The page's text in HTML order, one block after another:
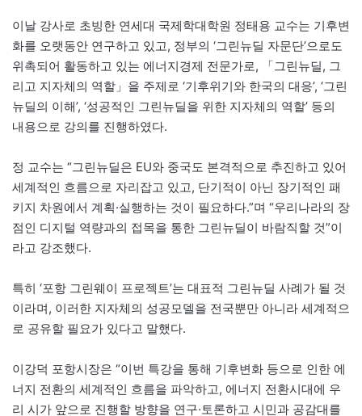
이날 강사로 초빙한 연세대 국제학대학원 정태용 교수는 기후변
화를 오랫동안 연구하고 있고, 정부의 ‘그린뉴딜 자문단’으로도
위촉되어 활동하고 있는 에너지경제 전문가로, 「그린뉴딜, 그
리고 지자체의 역할」을 주제로 ‘기후위기와 한국의 대응’, ‘그린
뉴딜의 이해’, ‘성공적인 그린뉴딜을 위한 지자체의 역할’ 등의
내용으로 강의를 진행하였다.
정 교수는 “그린뉴딜은 EU와 중국도 본격적으로 추진하고 있어
세계적인 흐름으로 자리잡고 있고, 단기적이 아닌 장기적인 패
키지 차원에서 계획·실행하는 것이 필요하다.”며 “우리나라의 장
점인 디지털 역량과의 접목을 통한 그린뉴딜이 바람직할 것”이
라고 강조했다.
특히 ‘포항 그린웨이 프로젝트’는 대표적 그린뉴딜 사례가 될 것
이라며, 이러한 지자체의 성공모델을 전국뿐만 아니라 세계적으
로 공유할 필요가 있다고 말했다.
이강덕 포항시장은 “이번 특강을 통해 기후변화 등으로 인한 에
너지 전환의 세계적인 흐름을 파악하고, 에너지 전환시대에 우
리 시가 앞으로 진행할 방향을 연구·토론하고 시민과 공감대를